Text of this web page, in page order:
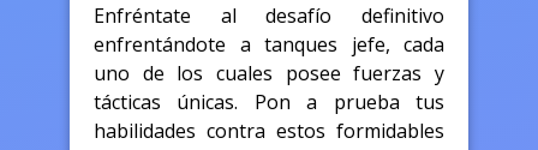
Enfréntate al desafío definitivo
enfrentándote a tanques jefe, cada
uno de los cuales posee fuerzas y
tácticas únicas. Pon a prueba tus
habilidades contra estos formidables